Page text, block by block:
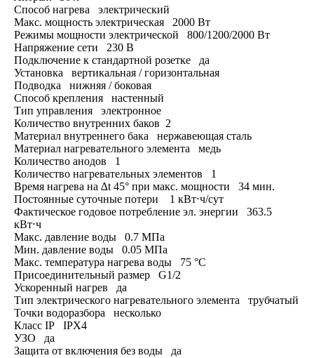
Способ нагрева электрический
Макс. мощность электрическая 2000 Вт
Режимы мощности электрической 800/1200/2000 Вт
Напряжение сети 230 В
Подключение к стандартной розетке да
Установка вертикальная / горизонтальная
Подводка нижняя / боковая
Способ крепления настенный
Тип управления электронное
Количество внутренних баков 2
Материал внутреннего бака нержавеющая сталь
Материал нагревательного элемента медь
Количество анодов 1
Количество нагревательных элементов 1
Время нагрева на ∆t 45° при макс. мощности 34 мин.
Постоянные суточные потери 1 кВт⋅ч/сут
Фактическое годовое потребление эл. энергии 363.5
кВт⋅ч
Макс. давление воды 0.7 МПа
Мин. давление воды 0.05 МПа
Макс. температура нагрева воды 75 °С
Присоединительный размер G1/2
Ускоренный нагрев да
Тип электрического нагревательного элемента трубчатый
Точки водоразбора несколько
Класс IP IPX4
УЗО да
Защита от включения без воды да